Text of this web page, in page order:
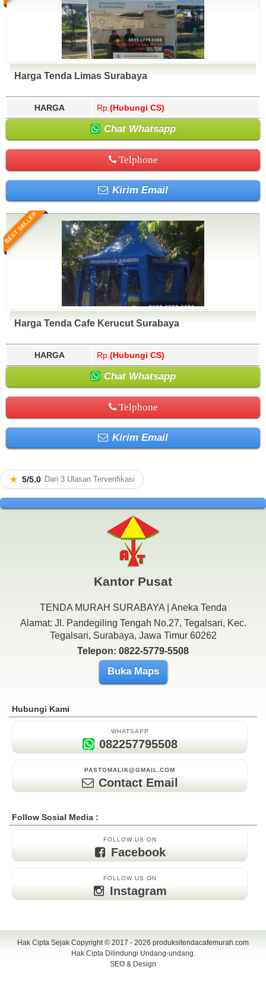
Harga Tenda Limas Surabaya
HARGA Rp. (Hubungi CS)
Chat Whatsapp
Telphone
Kirim Email
BEST SELLER
Harga Tenda Cafe Kerucut Surabaya
HARGA Rp. (Hubungi CS)
Chat Whatsapp
Telphone
Kirim Email
★ 5/5.0 Dari 3 Ulasan Terverifikasi
Kantor Pusat
TENDA MURAH SURABAYA | Aneka Tenda
Alamat: Jl. Pandegiling Tengah No.27, Tegalsari, Kec.
Tegalsari, Surabaya, Jawa Timur 60262
Telepon: 0822-5779-5508
Buka Maps
Hubungi Kami
WHATSAPP
082257795508
PASTOMALIK@GMAIL.COM
Contact Email
Follow Sosial Media :
FOLLOW US ON
Facebook
FOLLOW US ON
Instagram
Hak Cipta Sejak Copyright © 2017 - 2026 produksitendacafemurah.com
Hak Cipta Dilindungi Undang-undang.
SEO & Design